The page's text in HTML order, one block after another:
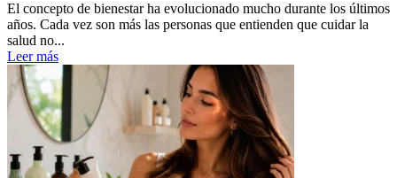
El concepto de bienestar ha evolucionado mucho durante los últimos
años. Cada vez son más las personas que entienden que cuidar la
salud no...
Leer más